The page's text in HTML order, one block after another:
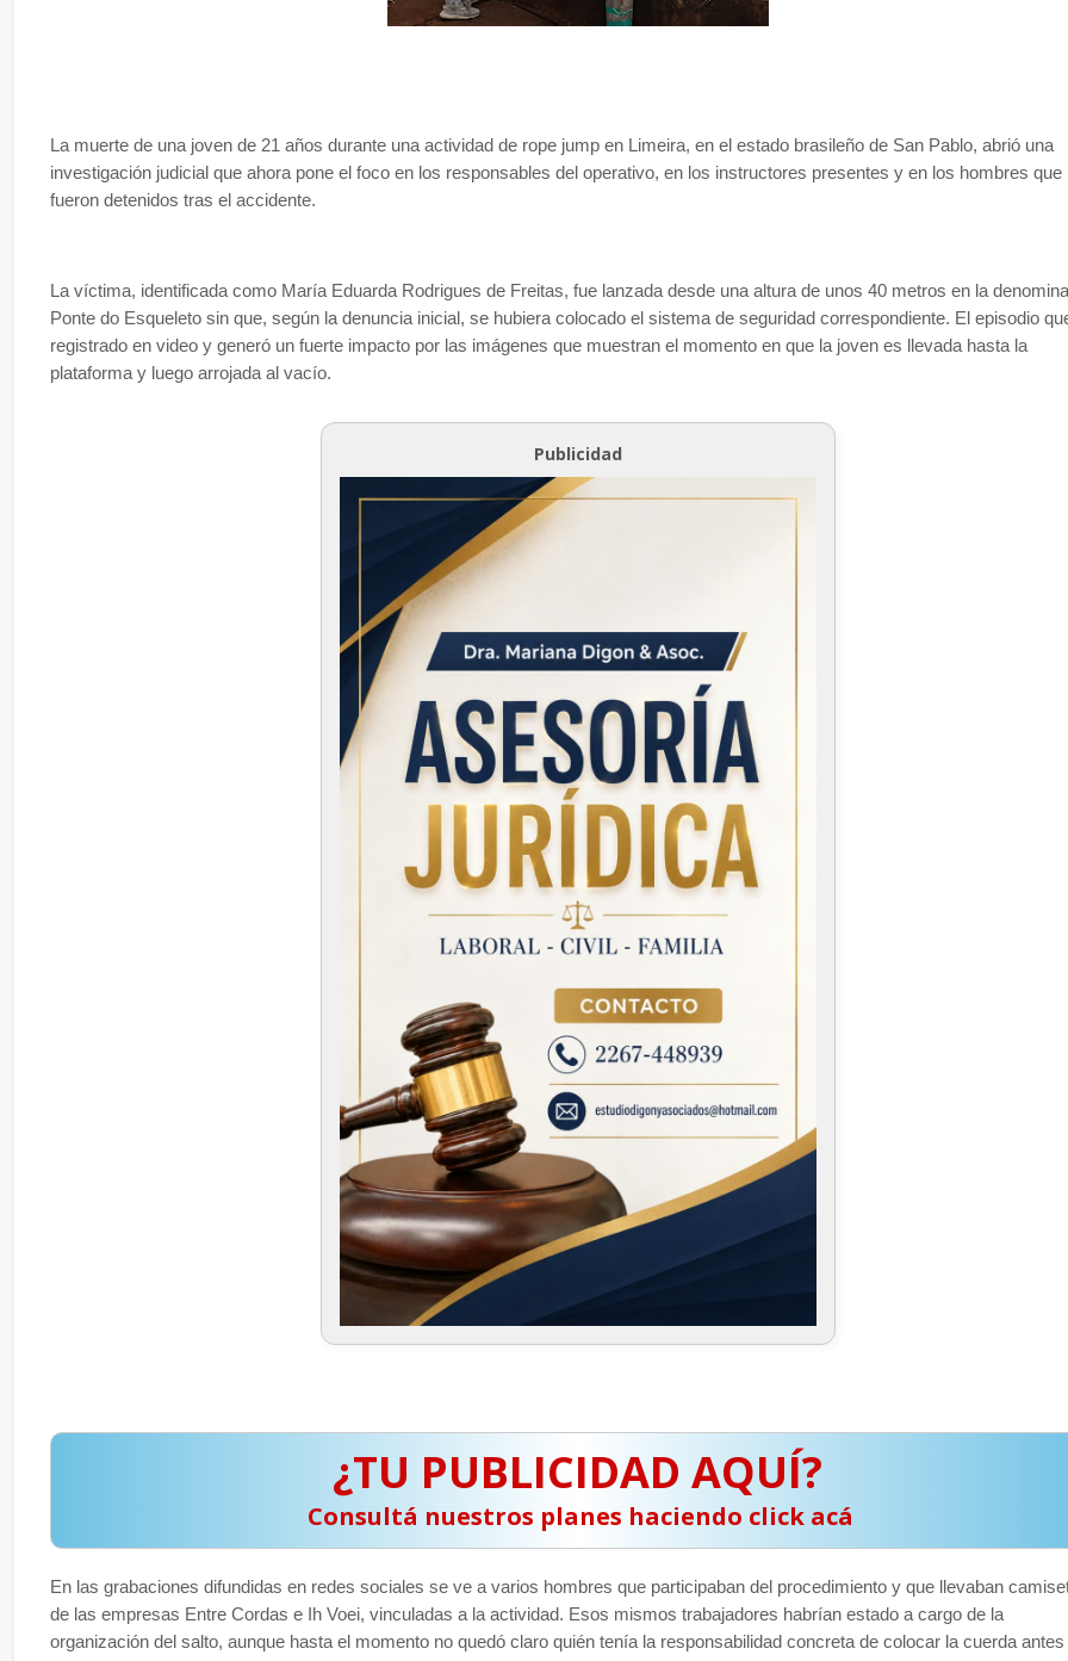
La muerte de una joven de 21 años durante una actividad de rope jump en Limeira, en el estado brasileño de San Pablo, abrió una
investigación judicial que ahora pone el foco en los responsables del operativo, en los instructores presentes y en los hombres que
fueron detenidos tras el accidente.
La víctima, identificada como María Eduarda Rodrigues de Freitas, fue lanzada desde una altura de unos 40 metros en la
Ponte do Esqueleto sin que, según la denuncia inicial, se hubiera colocado el sistema de seguridad correspondiente. El episodio
registrado en video y generó un fuerte impacto por las imágenes que muestran el momento en que la joven es llevada hasta la
plataforma y luego arrojada al vacío.
Publicidad
¿TU PUBLICIDAD AQUÍ?
️ Consultá nuestros planes haciendo click acá
En las grabaciones difundidas en redes sociales se ve a varios hombres que participaban del procedimiento y que llevaban
de las empresas Entre Cordas e Ih Voei, vinculadas a la actividad. Esos mismos trabajadores habrían estado a cargo de la
organización del salto, aunque hasta el momento no quedó claro quién tenía la responsabilidad concreta de colocar la cuerda antes